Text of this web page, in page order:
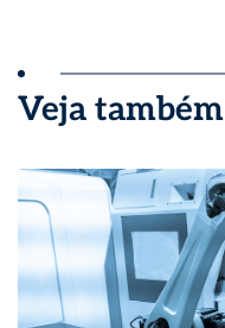
Veja também